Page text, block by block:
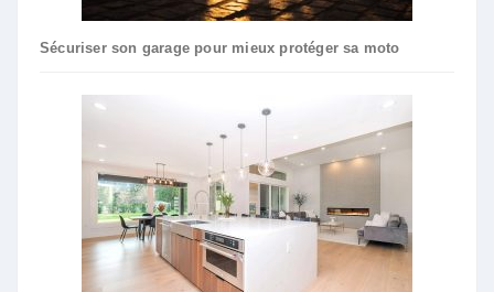
Sécuriser son garage pour mieux protéger sa moto